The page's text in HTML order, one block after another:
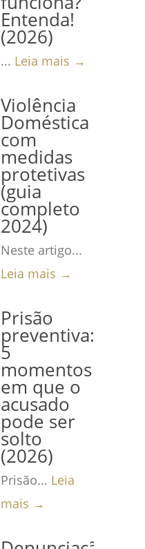
Entenda!
(2026)
... Leia mais →
Violência
Doméstica
com
medidas
protetivas
(guia
completo
2024)
Neste artigo...
Leia mais →
Prisão
preventiva:
5
momentos
em que o
acusado
pode ser
solto
(2026)
Prisão... Leia
mais →